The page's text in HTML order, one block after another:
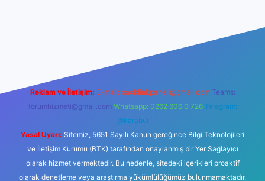
Reklam ve İletişim: E-mail: backlinkpaneli@gmail.com Teams:
forumhizmeti@gmail.com Whatsapp: 0262 606 0 726 Telegram:
@karabul
Yasal Uyarı: Sitemiz, 5651 Sayılı Kanun gereğince Bilgi Teknolojileri
ve İletişim Kurumu (BTK) tarafından onaylanmış bir Yer Sağlayıcı
olarak hizmet vermektedir. Bu nedenle, sitedeki içerikleri proaktif
olarak denetleme veya araştırma yükümlülüğümüz bulunmamaktadır.